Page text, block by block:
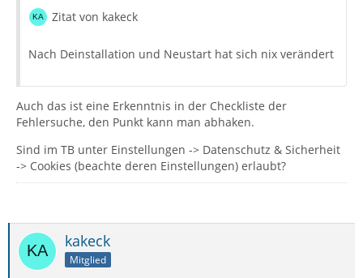
Zitat von kakeck
Nach Deinstallation und Neustart hat sich nix verändert
Auch das ist eine Erkenntnis in der Checkliste der
Fehlersuche, den Punkt kann man abhaken.
Sind im TB unter Einstellungen -> Datenschutz & Sicherheit
-> Cookies (beachte deren Einstellungen) erlaubt?
kakeck
Mitglied